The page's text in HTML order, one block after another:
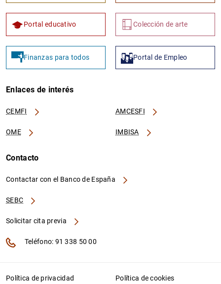
Portal educativo Colección de arte
Finanzas para todos Portal de Empleo
Enlaces de interés
CEMFI AMCESFI
OME IMBISA
Contacto
Contactar con el Banco de España
SEBC
Solicitar cita previa
Teléfono: 91 338 50 00
Política de privacidad Política de cookies